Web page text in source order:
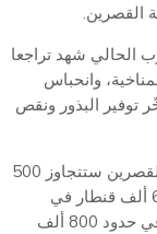
القصرين.
الحالي شهد تراجعا
وانحباس
توفير البذور ونقص
وتفيد التقديرات الأولية بأنّ صابة الحبوب بولاية القصرين ستتجاوز 500
ألف قنطار خلال الموسم الحالي، مقابل نحو 650 ألف قنطار في
الموسم الماضي، بعد أن كانت التوقعات الأوليّة في حدود 800 ألف